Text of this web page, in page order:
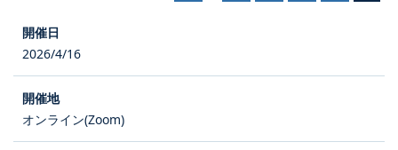
2026/4/16
オンライン(Zoom)